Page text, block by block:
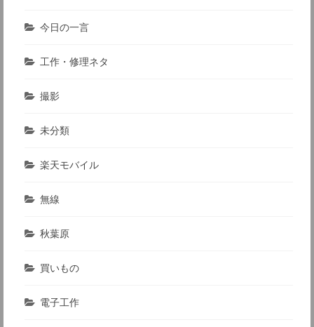
今日の一言
工作・修理ネタ
撮影
未分類
楽天モバイル
無線
秋葉原
買いもの
電子工作